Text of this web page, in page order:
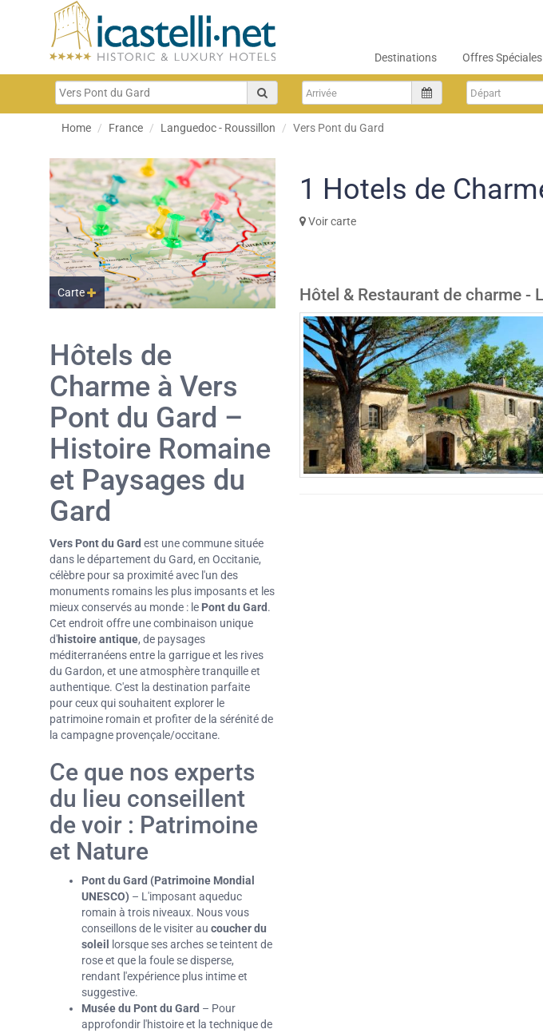
Destinations Offres Spéciales
Home France Languedoc - Roussillon Vers Pont du Gard
Carte
Hôtels de
Charme à Vers
Pont du Gard –
Histoire Romaine
et Paysages du
Gard
Vers Pont du Gard est une commune située
dans le département du Gard, en Occitanie,
célèbre pour sa proximité avec l'un des
monuments romains les plus imposants et les
mieux conservés au monde : le Pont du Gard.
Cet endroit offre une combinaison unique
d'histoire antique, de paysages
méditerranéens entre la garrigue et les rives
du Gardon, et une atmosphère tranquille et
authentique. C'est la destination parfaite
pour ceux qui souhaitent explorer le
patrimoine romain et profiter de la sérénité de
la campagne provençale/occitane.
Ce que nos experts
du lieu conseillent
de voir : Patrimoine
et Nature
Pont du Gard (Patrimoine Mondial
UNESCO) – L'imposant aqueduc
romain à trois niveaux. Nous vous
conseillons de le visiter au coucher du
soleil
lorsque ses arches se teintent de
rose et que la foule se disperse,
rendant l'expérience plus intime et
suggestive.
Musée du Pont du Gard – Pour
approfondir l'histoire et la technique de
1 Hotels de
Voir carte
Hôtel & Restaurant de charme -